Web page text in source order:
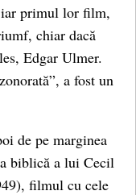
primul lor film,
chiar dacă
Edgar Ulmer.
a fost un
de pe marginea
biblică a lui Cecil
filmul cu cele